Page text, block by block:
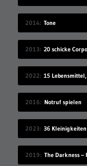
2014 Tone
2013 20 schicke
2022
2016 Notruf spielen
2023
2019 The Darkness –